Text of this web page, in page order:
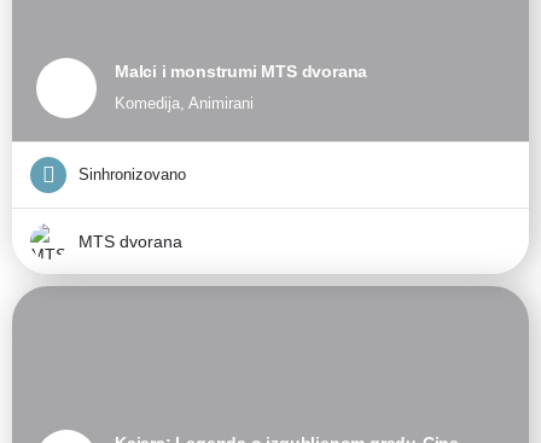
Malci i monstrumi MTS dvorana
Komedija, Animirani
Sinhronizovano
MTS dvorana